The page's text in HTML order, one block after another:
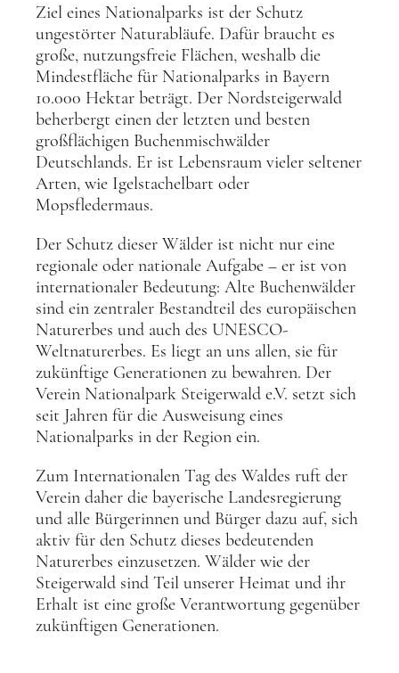
Ziel eines Nationalparks ist der Schutz
ungestörter Naturabläufe. Dafür braucht es
große, nutzungsfreie Flächen, weshalb die
Mindestfläche für Nationalparks in Bayern
10.000 Hektar beträgt. Der Nordsteigerwald
beherbergt einen der letzten und besten
großflächigen Buchenmischwälder
Deutschlands. Er ist Lebensraum vieler seltener
Arten, wie Igelstachelbart oder
Mopsfledermaus.
Der Schutz dieser Wälder ist nicht nur eine
regionale oder nationale Aufgabe – er ist von
internationaler Bedeutung: Alte Buchenwälder
sind ein zentraler Bestandteil des europäischen
Naturerbes und auch des UNESCO-
Weltnaturerbes. Es liegt an uns allen, sie für
zukünftige Generationen zu bewahren. Der
Verein Nationalpark Steigerwald e.V. setzt sich
seit Jahren für die Ausweisung eines
Nationalparks in der Region ein.
Zum Internationalen Tag des Waldes ruft der
Verein daher die bayerische Landesregierung
und alle Bürgerinnen und Bürger dazu auf, sich
aktiv für den Schutz dieses bedeutenden
Naturerbes einzusetzen. Wälder wie der
Steigerwald sind Teil unserer Heimat und ihr
Erhalt ist eine große Verantwortung gegenüber
zukünftigen Generationen.